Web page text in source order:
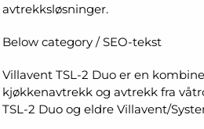
avtrekksløsninger.
Below category / SEO-tekst
Villavent TSL-2 Duo er en
kjøkkenavtrekk og avtrekk fra
TSL-2 Duo og eldre Villavent/